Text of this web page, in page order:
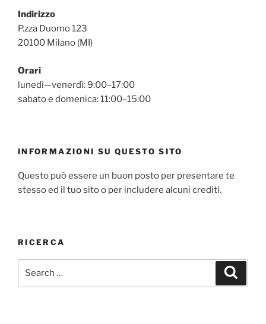
Indirizzo
P.zza Duomo 123
20100 Milano (MI)
Orari
lunedì—venerdì: 9:00–17:00
sabato e domenica: 11:00–15:00
INFORMAZIONI SU QUESTO SITO
Questo può essere un buon posto per presentare te
stesso ed il tuo sito o per includere alcuni crediti.
RICERCA